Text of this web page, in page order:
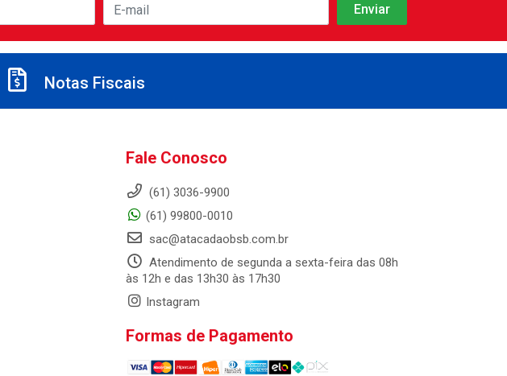
Notas Fiscais
Fale Conosco
(61) 3036-9900
(61) 99800-0010
sac@atacadaobsb.com.br
Atendimento de segunda a sexta-feira das 08h
às 12h e das 13h30 às 17h30
Instagram
Formas de Pagamento